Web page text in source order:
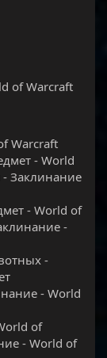
of Warcraft
Warcraft
- World
- Заклинание
- World of
-
-
- World
of
- World of